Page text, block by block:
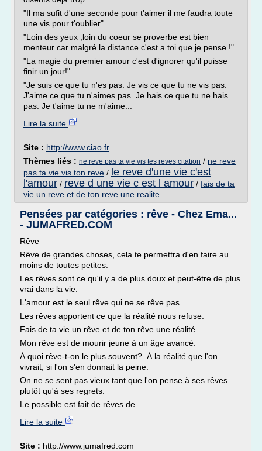
"Il ma sufit d'une seconde pour t'aimer il me faudra toute
une vis pour t'oublier"
"Loin des yeux ,loin du coeur se proverbe est bien
menteur car malgré la distance c'est a toi que je pense !"
"La magie du premier amour c'est d'ignorer qu'il puisse
finir un jour!"
"Je suis ce que tu n'es pas. Je vis ce que tu ne vis pas.
J'aime ce que tu n'aimes pas. Je hais ce que tu ne hais
pas. Je t'aime tu ne m'aime...
Lire la suite
Site : http://www.ciao.fr
Thèmes liés : ne reve pas ta vie vis tes reves citation / ne reve
pas ta vie vis ton reve / le reve d'une vie c'est
l'amour / reve d une vie c est l amour / fais de ta
vie un reve et de ton reve une realite
Pensées par catégories : rêve - Chez Ema...
- JUMAFRED.COM
Rêve
Rêve de grandes choses, cela te permettra d'en faire au
moins de toutes petites.
Les rêves sont ce qu'il y a de plus doux et peut-être de plus
vrai dans la vie.
L'amour est le seul rêve qui ne se rêve pas.
Les rêves apportent ce que la réalité nous refuse.
Fais de ta vie un rêve et de ton rêve une réalité.
Mon rêve est de mourir jeune à un âge avancé.
À quoi rêve-t-on le plus souvent? À la réalité que l'on
vivrait, si l'on s'en donnait la peine.
On ne se sent pas vieux tant que l'on pense à ses rêves
plutôt qu'à ses regrets.
Le possible est fait de rêves de...
Lire la suite
Site : http://www.jumafred.com